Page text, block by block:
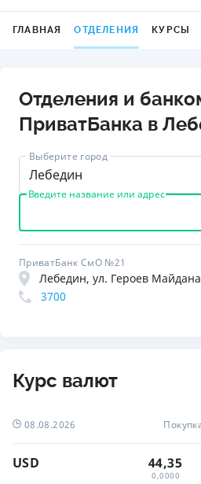
ГЛАВНАЯ ОТДЕЛЕНИЯ КУРСЫ
Отделения и
ПриватБанка в
Выберите город
Лебедин
Введите название или адрес
ПриватБанк СмО №21
Лебедин, ул. Героев
3700
Курс валют
08.08.2026
USD 44,35
0,0000